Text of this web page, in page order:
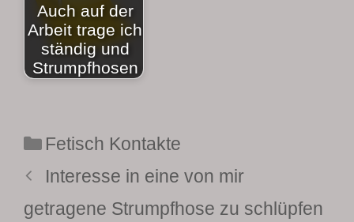
Auch auf der
Arbeit trage ich
ständig und
Strumpfhosen
Kategorien
Fetisch Kontakte
Interesse in eine von mir
getragene Strumpfhose zu schlüpfen